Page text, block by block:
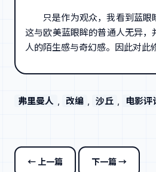
只是作为观众，我看到蓝
这与欧美蓝眼眸的普通人无异，
人的陌生感与奇幻感。因此对此
弗里曼人 , 改编 , 沙丘 , 电影评
← 上一篇 下一篇 →